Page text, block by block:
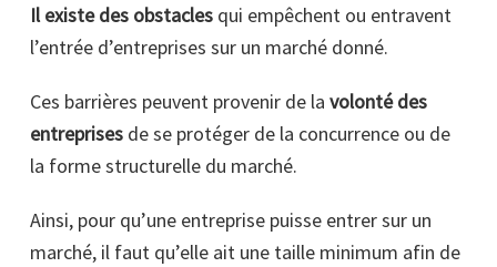
Il existe des obstacles qui empêchent ou entravent
l’entrée d’entreprises sur un marché donné.
Ces barrières peuvent provenir de la volonté des
entreprises de se protéger de la concurrence ou de
la forme structurelle du marché.
Ainsi, pour qu’une entreprise puisse entrer sur un
marché, il faut qu’elle ait une taille minimum afin de